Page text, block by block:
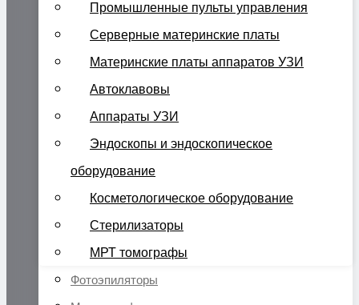
Промышленные пульты управления
Серверные материнские платы
Материнские платы аппаратов УЗИ
Автоклавовы
Аппараты УЗИ
Эндоскопы и эндоскопическое
оборудование
Косметологическое оборудование
Стерилизаторы
МРТ томографы
Фотоэпиляторы